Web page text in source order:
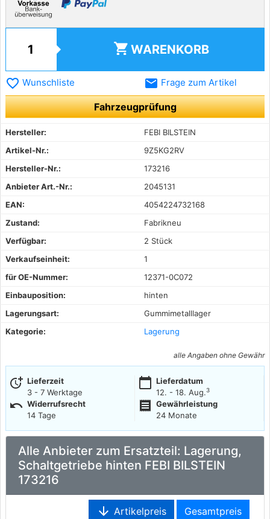
shopping_cart WARENKORB
favorite_border Wunschliste email Frage zum Artikel
Fahrzeugprüfung
Hersteller:
FEBI BILSTEIN
Artikel-Nr.:
9Z5KG2RV
Hersteller-Nr.:
173216
Anbieter Art.-Nr.:
2045131
EAN:
4054224732168
Zustand:
Fabrikneu
Verfügbar:
2 Stück
Verkaufseinheit:
1
für OE-Nummer:
12371-0C072
Einbauposition:
hinten
Lagerungsart:
Gummimetalllager
Kategorie:
Lagerung
alle Angaben ohne Gewähr
more_time Lieferzeit
3 - 7 Werktage
calendar_today Lieferdatum
12. - 18. Aug.3
undo Widerrufsrecht
14 Tage
receipt
Gewährleistung
24 Monate
Alle Anbieter zum Ersatzteil: Lagerung,
Schaltgetriebe hinten FEBI BILSTEIN
173216
arrow_downward Artikelpreis Gesamtpreis